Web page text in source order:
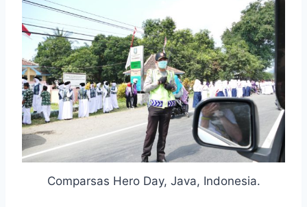
Comparsas Hero Day, Java, Indonesia.